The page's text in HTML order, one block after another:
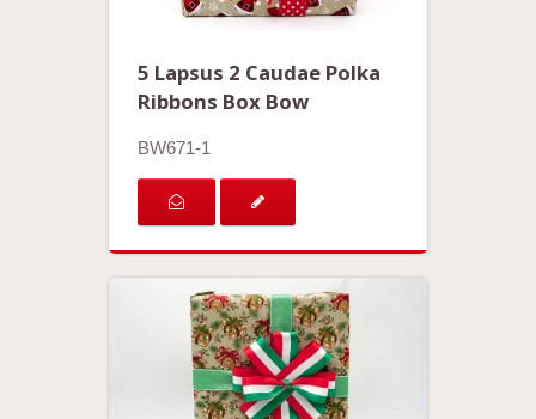
5 Lapsus 2 Caudae Polka
Ribbons Box Bow
BW671-1